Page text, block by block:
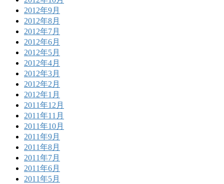
2012年9月
2012年8月
2012年7月
2012年6月
2012年5月
2012年4月
2012年3月
2012年2月
2012年1月
2011年12月
2011年11月
2011年10月
2011年9月
2011年8月
2011年7月
2011年6月
2011年5月